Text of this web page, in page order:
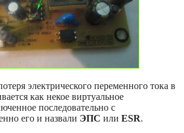
электрического переменного тока в
как некое виртуальное
последовательно с
его и назвали ЭПС или ESR.